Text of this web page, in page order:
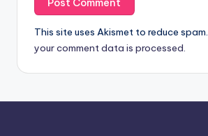
This site uses Akismet to reduce spam.
your comment data is processed.